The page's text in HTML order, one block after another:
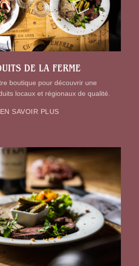
DE LA FERME
boutique pour découvrir une
locaux et régionaux de qualité.
EN SAVOIR PLUS